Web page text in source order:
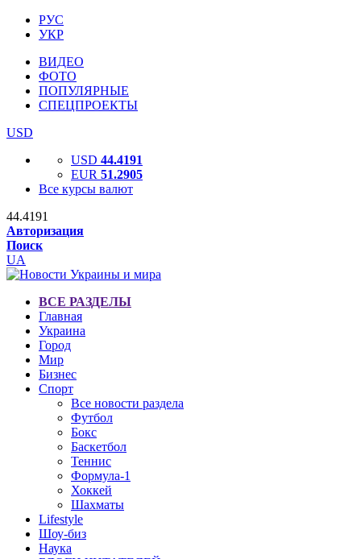
РУС
УКР
ВИДЕО
ФОТО
ПОПУЛЯРНЫЕ
СПЕЦПРОЕКТЫ
USD
USD 44.4191
EUR 51.2905
Все курсы валют
44.4191
Авторизация
Поиск
UA
ВСЕ РАЗДЕЛЫ
Главная
Украина
Город
Мир
Бизнес
Спорт
Все новости раздела
Футбол
Бокс
Баскетбол
Теннис
Формула-1
Хоккей
Шахматы
Lifestyle
Шоу-биз
Наука